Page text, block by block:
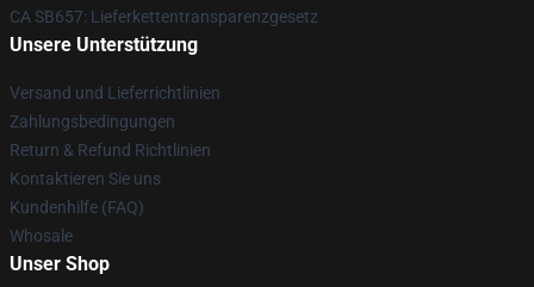
CA SB657: Lieferkettentransparenzgesetz
Unsere Unterstützung
Versand und Lieferrichtlinien
Zahlungsbedingungen
Return & Refund Richtlinien
Kontaktieren Sie uns
Kundenhilfe (FAQ)
Whosale
Unser Shop